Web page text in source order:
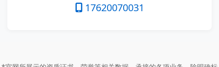
17620070031